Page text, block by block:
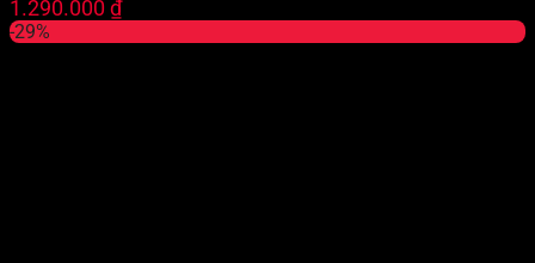
1.290.000 ₫
-29%